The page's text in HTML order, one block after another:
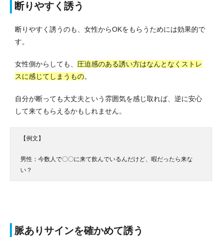
断りやすく誘う
断りやすく誘うのも、女性からOKをもらうためには効果的で
す。
女性側からしても、 圧迫感のある誘い方はなんとなくストレ
スに感じてしまうもの。
自分が断っても大丈夫という雰囲気を感じ取れば、逆に安心
して来てもらえるかもしれません。
【例文】
男性：今数人で〇〇に来て飲んでいるんだけど、暇だったら来な
い？
脈ありサインを確かめて誘う